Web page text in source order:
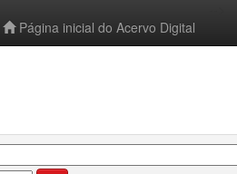
Página inicial do Acervo Digital